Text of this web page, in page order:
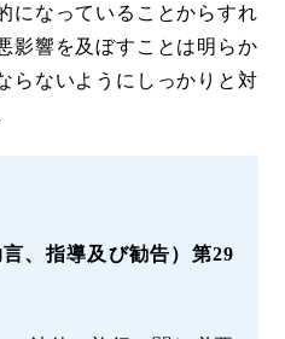
になっていることからすれ
影響を及ぼすことは明らか
らないようにしっかりと対
言、指導及び勧告）第29